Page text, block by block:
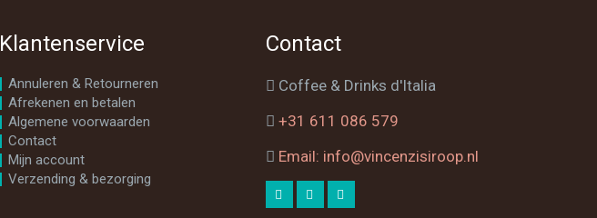
Klantenservice
Annuleren & Retourneren
Afrekenen en betalen
Algemene voorwaarden
Contact
Mijn account
Verzending & bezorging
Contact
Coffee & Drinks d'Italia
+31 611 086 579
Email: info@vincenzisiroop.nl